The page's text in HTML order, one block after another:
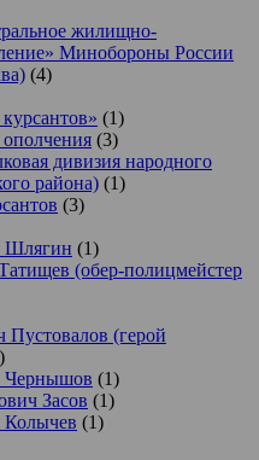
жилищно-
Минобороны России
(4)
(1)
(3)
дивизия народного
района) (1)
(3)
Шлягин (1)
(обер-полицмейстер
(герой
Чернышов (1)
Засов (1)
(1)